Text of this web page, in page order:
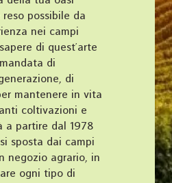
reso possibile da
nei campi
di quest’arte
di
di
mantenere in vita
coltivazioni e
a partire dal 1978
sposta dai campi
negozio agrario, in
ogni tipo di